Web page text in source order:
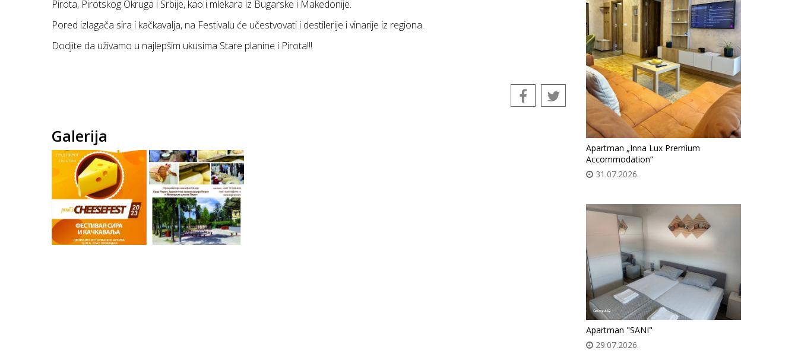
Pirota, Pirotskog Okruga i Srbije, kao i mlekara iz Bugarske i Makedonije.
Pored izlagača sira i kačkavalja, na Festivalu će učestvovati i destilerije i vinarije iz regiona.
Dodjite da uživamo u najlepšim ukusima Stare planine i Pirota!!!
Galerija
Apartman „Inna Lux Premium
Accommodation”
31.07.2026.
Apartman "SANI"
29.07.2026.